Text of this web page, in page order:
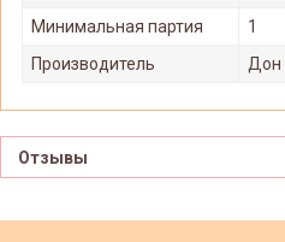
Минимальная партия
1
Производитель
Дон
Отзывы